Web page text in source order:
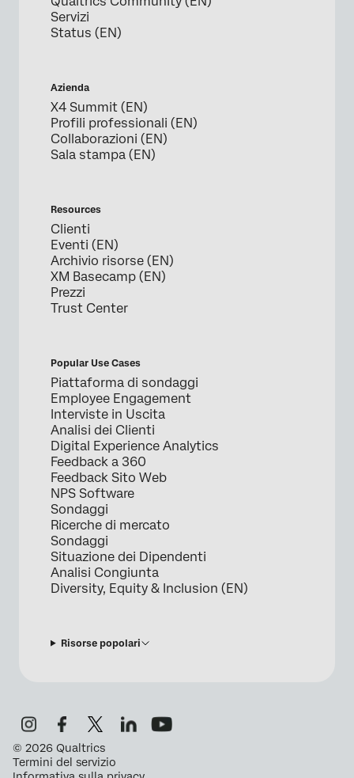
Servizi
Status (EN)
Azienda
X4 Summit (EN)
Profili professionali (EN)
Collaborazioni (EN)
Sala stampa (EN)
Resources
Clienti
Eventi (EN)
Archivio risorse (EN)
XM Basecamp (EN)
Prezzi
Trust Center
Popular Use Cases
Piattaforma di sondaggi
Employee Engagement
Interviste in Uscita
Analisi dei Clienti
Digital Experience Analytics
Feedback a 360
Feedback Sito Web
NPS Software
Sondaggi
Ricerche di mercato
Sondaggi
Situazione dei Dipendenti
Analisi Congiunta
Diversity, Equity & Inclusion (EN)
Risorse popolari
© 2026 Qualtrics
Termini del servizio